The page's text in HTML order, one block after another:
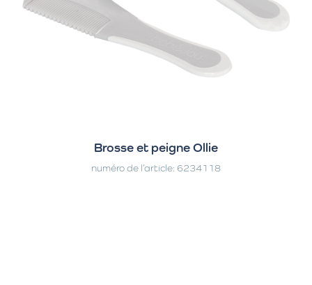
Brosse et peigne Ollie
numéro de l’article: 6234118